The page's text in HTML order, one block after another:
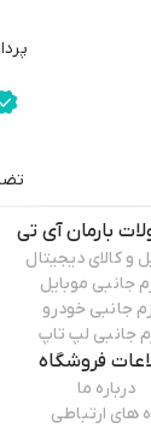
بارمان آی تی
و کالای دیجیتال
جانبی موبایل
جانبی خودرو
جانبی لپ تاپ
فروشگاه
درباره ما
های ارتباطی